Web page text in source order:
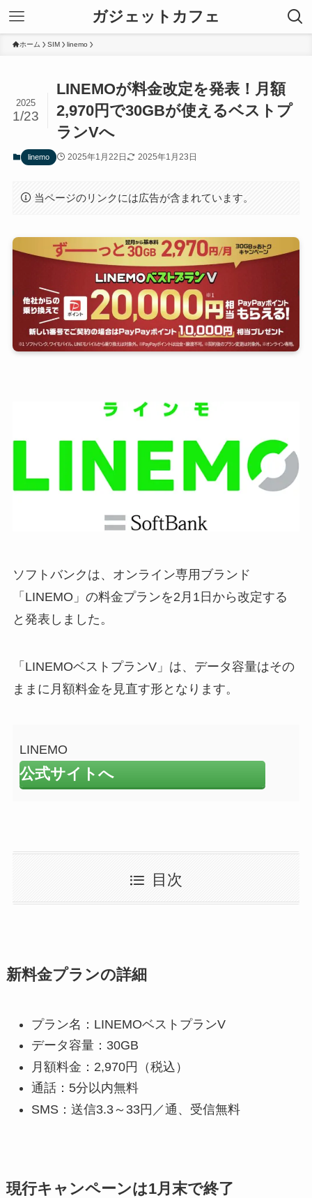
ガジェットカフェ
ホーム SIM linemo
LINEMOが料金改定を発表！月額
2,970円で30GBが使えるベストプ
ランVへ
2025
1/23
linemo 2025年1月22日 2025年1月23日
当ページのリンクには広告が含まれています。
ソフトバンクは、オンライン専用ブランド
「LINEMO」の料金プランを2月1日から改定する
と発表しました。
「LINEMOベストプランV」は、データ容量はその
ままに月額料金を見直す形となります。
LINEMO
公式サイトへ
目次
新料金プランの詳細
プラン名：LINEMOベストプランV
データ容量：30GB
月額料金：2,970円（税込）
通話：5分以内無料
SMS：送信3.3～33円／通、受信無料
現行キャンペーンは1月末で終了